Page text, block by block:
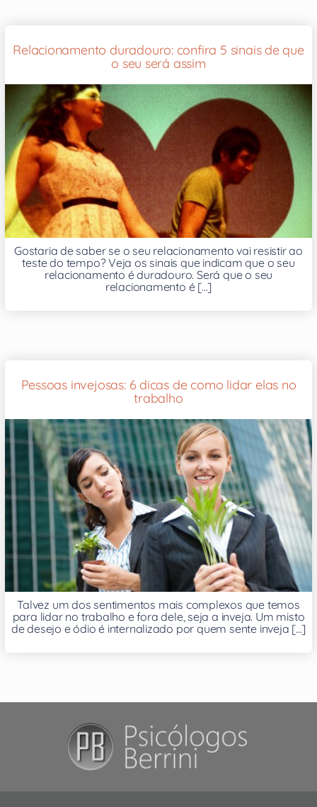
Relacionamento duradouro: confira 5 sinais de que
o seu será assim
Gostaria de saber se o seu relacionamento vai resistir ao
teste do tempo? Veja os sinais que indicam que o seu
relacionamento é duradouro. Será que o seu
relacionamento é [...]
Pessoas invejosas: 6 dicas de como lidar elas no
trabalho
Talvez um dos sentimentos mais complexos que temos
para lidar no trabalho e fora dele, seja a inveja. Um misto
de desejo e ódio é internalizado por quem sente inveja [...]